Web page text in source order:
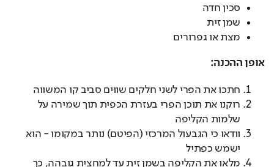
סכין חדה
שמן זית
מצת או גפרורים
אופן ההכנה:
חתכו את הפרי לשני חלקים שווים סביב קו המשווה
רוקנו את תוכן הפרי בעזרת הכפית תוך שמירה על
שלמות הקליפה
וודאו כי הגבעול המרכזי (הפיטם) נותר במקומו - הוא
ישמש כפתיל
מלאו את הקליפה בשמן זית עד למחצית גובהה, כך